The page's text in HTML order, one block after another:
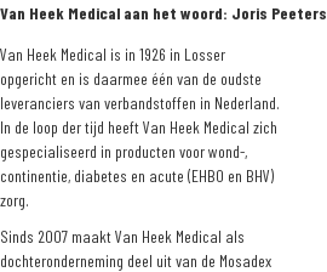
Van Heek Medical aan het woord: Joris Peeters
Van Heek Medical is in 1926 in Losser
opgericht en is daarmee één van de oudste
leveranciers van verbandstoffen in Nederland.
In de loop der tijd heeft Van Heek Medical zich
gespecialiseerd in producten voor wond-,
continentie, diabetes en acute (EHBO en BHV)
zorg.
Sinds 2007 maakt Van Heek Medical als
dochteronderneming deel uit van de Mosadex